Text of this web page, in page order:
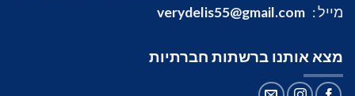
מייל : verydelis55@gmail.com
מצא אותנו ברשתות חברתיות